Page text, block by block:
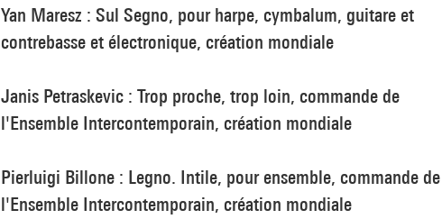
Yan Maresz : Sul Segno, pour harpe, cymbalum, guitare et
contrebasse et électronique, création mondiale
Janis Petraskevic : Trop proche, trop loin, commande de
l'Ensemble Intercontemporain, création mondiale
Pierluigi Billone : Legno. Intile, pour ensemble, commande de
l'Ensemble Intercontemporain, création mondiale